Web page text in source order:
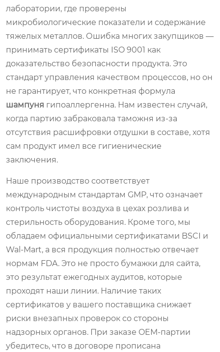
лаборатории, где проверены
микробиологические показатели и содержание
тяжелых металлов. Ошибка многих закупщиков —
принимать сертификаты ISO 9001 как
доказательство безопасности продукта. Это
стандарт управления качеством процессов, но он
не гарантирует, что конкретная формула
шампуня гипоаллергенна. Нам известен случай,
когда партию забраковала таможня из-за
отсутствия расшифровки отдушки в составе, хотя
сам продукт имел все гигиенические
заключения.
Наше производство соответствует
международным стандартам GMP, что означает
контроль чистоты воздуха в цехах розлива и
стерильность оборудования. Кроме того, мы
обладаем официальными сертификатами BSCI и
Wal-Mart, а вся продукция полностью отвечает
нормам FDA. Это не просто бумажки для сайта,
это результат ежегодных аудитов, которые
проходят наши линии. Наличие таких
сертификатов у вашего поставщика снижает
риски внезапных проверок со стороны
надзорных органов. При заказе OEM-партии
убедитесь, что в договоре прописана